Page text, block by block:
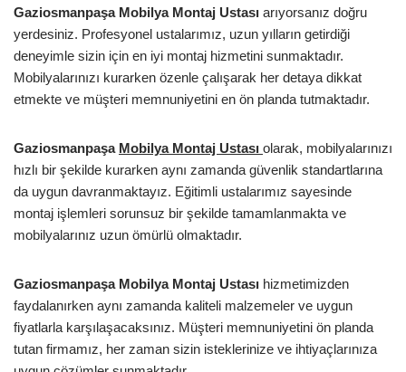
Gaziosmanpaşa Mobilya Montaj Ustası arıyorsanız doğru
yerdesiniz. Profesyonel ustalarımız, uzun yılların getirdiği
deneyimle sizin için en iyi montaj hizmetini sunmaktadır.
Mobilyalarınızı kurarken özenle çalışarak her detaya dikkat
etmekte ve müşteri memnuniyetini en ön planda tutmaktadır.
Gaziosmanpaşa Mobilya Montaj Ustası olarak, mobilyalarınızı
hızlı bir şekilde kurarken aynı zamanda güvenlik standartlarına
da uygun davranmaktayız. Eğitimli ustalarımız sayesinde
montaj işlemleri sorunsuz bir şekilde tamamlanmakta ve
mobilyalarınız uzun ömürlü olmaktadır.
Gaziosmanpaşa Mobilya Montaj Ustası hizmetimizden
faydalanırken aynı zamanda kaliteli malzemeler ve uygun
fiyatlarla karşılaşacaksınız. Müşteri memnuniyetini ön planda
tutan firmamız, her zaman sizin isteklerinize ve ihtiyaçlarınıza